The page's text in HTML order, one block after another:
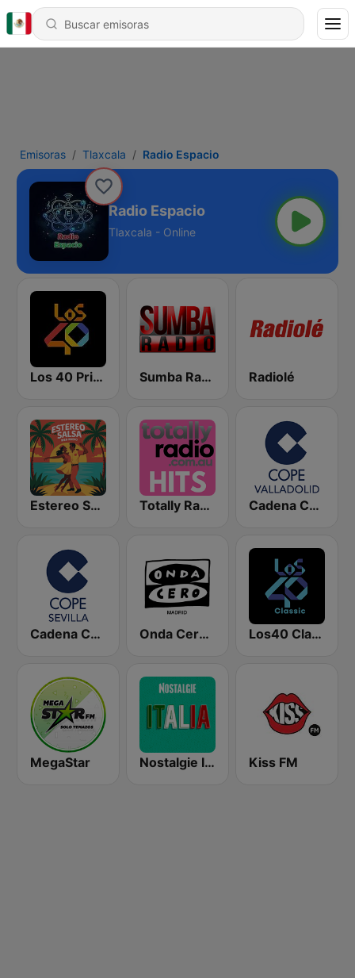
Emisoras Tlaxcala Radio Espacio
Radio Espacio
Tlaxcala - Online
Los 40 Principales Sumba Radio Radiolé
Estereo Salsa Totally Radio Hits Cadena COPE Valladolid
Cadena COPE Sevilla Onda Cero Madrid Los40 Classic
MegaStar Nostalgie Italia Kiss FM